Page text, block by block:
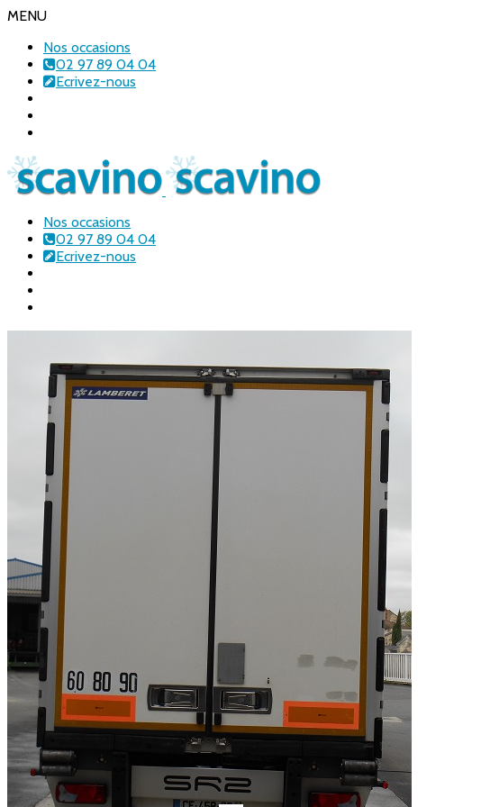
MENU
Nos occasions
02 97 89 04 04
Ecrivez-nous
Nos occasions
02 97 89 04 04
Ecrivez-nous